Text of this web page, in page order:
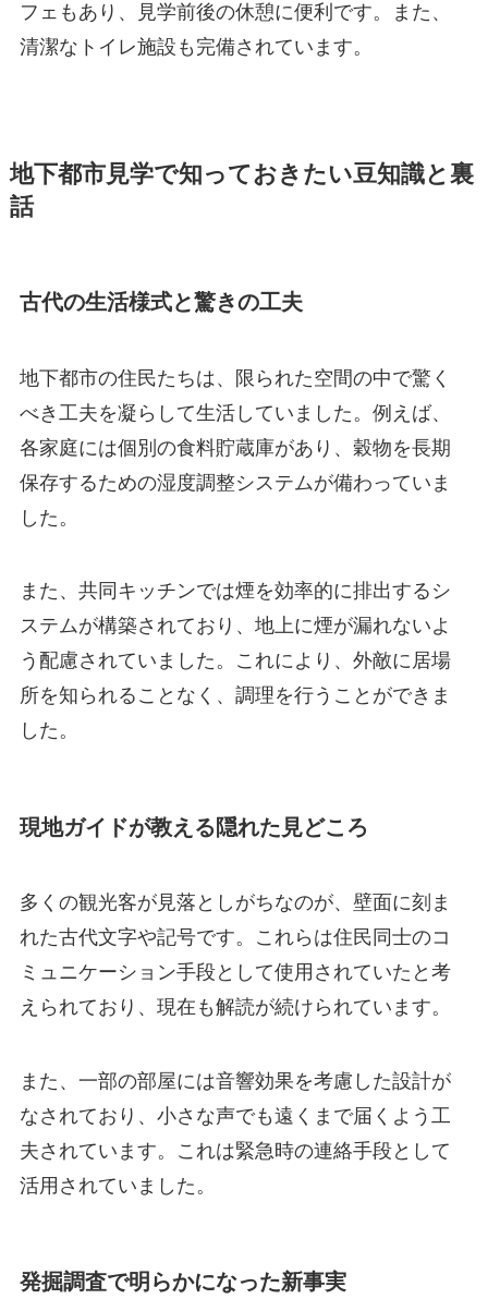
フェもあり、見学前後の休憩に便利です。また、
清潔なトイレ施設も完備されています。
地下都市見学で知っておきたい豆知識と裏
話
古代の生活様式と驚きの工夫
地下都市の住民たちは、限られた空間の中で驚く
べき工夫を凝らして生活していました。例えば、
各家庭には個別の食料貯蔵庫があり、穀物を長期
保存するための湿度調整システムが備わっていま
した。
また、共同キッチンでは煙を効率的に排出するシ
ステムが構築されており、地上に煙が漏れないよ
う配慮されていました。これにより、外敵に居場
所を知られることなく、調理を行うことができま
した。
現地ガイドが教える隠れた見どころ
多くの観光客が見落としがちなのが、壁面に刻ま
れた古代文字や記号です。これらは住民同士のコ
ミュニケーション手段として使用されていたと考
えられており、現在も解読が続けられています。
また、一部の部屋には音響効果を考慮した設計が
なされており、小さな声でも遠くまで届くよう工
夫されています。これは緊急時の連絡手段として
活用されていました。
発掘調査で明らかになった新事実